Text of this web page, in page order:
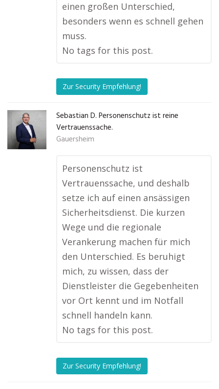
einen großen Unterschied,
besonders wenn es schnell gehen
muss.
No tags for this post.
Zur Security Empfehlung!
Sebastian D. Personenschutz ist reine
Vertrauenssache.
Gauersheim
Personenschutz ist
Vertrauenssache, und deshalb
setze ich auf einen ansässigen
Sicherheitsdienst. Die kurzen
Wege und die regionale
Verankerung machen für mich
den Unterschied. Es beruhigt
mich, zu wissen, dass der
Dienstleister die Gegebenheiten
vor Ort kennt und im Notfall
schnell handeln kann.
No tags for this post.
Zur Security Empfehlung!